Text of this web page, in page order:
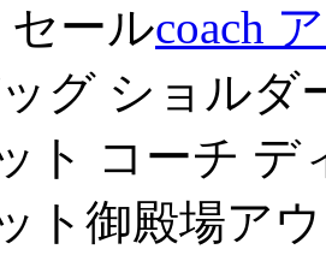
セールcoach
グ ショルダ
ト コーチ デ
ト御殿場ア